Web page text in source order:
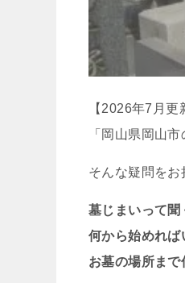
【2026年7月更
「岡山県岡山
そんな疑問をお
墓じまいって
何から始めれ
お墓の場所まで